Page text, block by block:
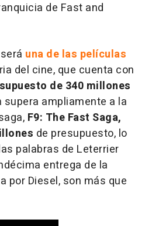
de Fast and
una de las películas
del cine, que cuenta con
de 340 millones
supera ampliamente a la
F9: The Fast Saga,
de presupuesto, lo
palabras de Leterrier
entrega de la
por Diesel, son más que